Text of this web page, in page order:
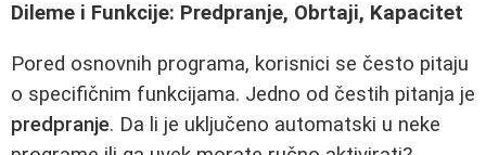
Dileme i Funkcije: Predpranje, Obrtaji, Kapacitet
Pored osnovnih programa, korisnici se često pitaju
o specifičnim funkcijama. Jedno od čestih pitanja je
predpranje. Da li je uključeno automatski u neke